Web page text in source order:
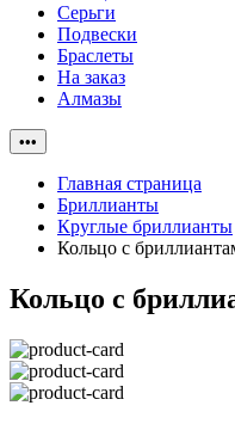
Серьги
Подвески
Браслеты
На заказ
Алмазы
•••
Главная страница
Бриллианты
Круглые бриллианты
Кольцо с
Кольцо с